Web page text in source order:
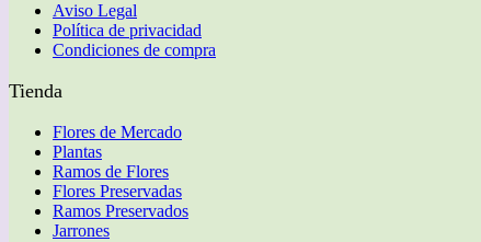
Aviso Legal
Política de privacidad
Condiciones de compra
Tienda
Flores de Mercado
Plantas
Ramos de Flores
Flores Preservadas
Ramos Preservados
Jarrones